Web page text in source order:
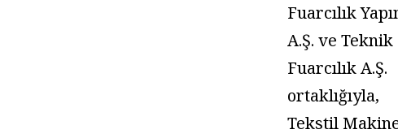
Fuarcılık
A.Ş. ve Teknik
Fuarcılık A.Ş.
ortaklığıyla,
Tekstil